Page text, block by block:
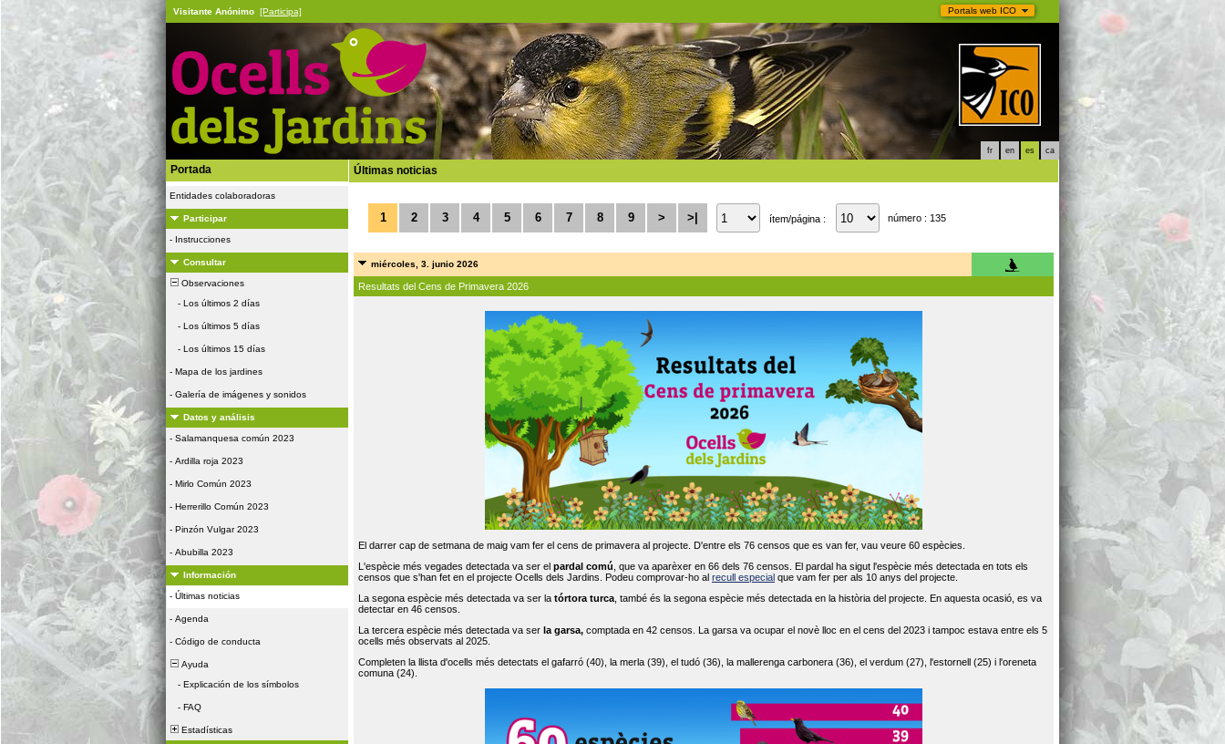
Portals web ICO
Visitante Anónimo [Participa]
fr en es ca
Portada
Entidades colaboradoras
Participar
- Instrucciones
Consultar
Observaciones
- Los últimos 2 días
- Los últimos 5 días
- Los últimos 15 días
- Mapa de los jardines
- Galería de imágenes y sonidos
Datos y análisis
- Salamanquesa común 2023
- Ardilla roja 2023
- Mirlo Común 2023
- Herrerillo Común 2023
- Pinzón Vulgar 2023
- Abubilla 2023
Información
- Últimas noticias
- Agenda
- Código de conducta
Ayuda
- Explicación de los símbolos
- FAQ
Estadísticas
Últimas noticias
1 2 3 4 5 6 7 8 9 > >| ítem/página : número : 135
miércoles, 3. junio 2026
Resultats del Cens de Primavera 2026
El darrer cap de setmana de maig vam fer el cens de primavera al projecte. D'entre els 76 censos que es van fer, vau veure 60 espècies.
L'espècie més vegades detectada va ser el pardal comú , que va aparèxer en 66 dels 76 censos. El pardal ha sigut l'espècie més detectada en tots els
censos que s'han fet en el projecte Ocells dels Jardins. Podeu comprovar-ho al recull especial que vam fer per als 10 anys del projecte.
La segona espècie més detectada va ser la tórtora turca , també és la segona espècie més detectada en la història del projecte. En aquesta ocasió, es va
detectar en 46 censos.
La tercera espècie més detectada va ser la garsa, comptada en 42 censos. La garsa va ocupar el novè lloc en el cens del 2023 i tampoc estava entre els 5
ocells més observats al 2025.
Completen la llista d'ocells més detectats el gafarró (40), la merla (39), el tudó (36), la mallerenga carbonera (36), el verdum (27), l'estornell (25) i l'oreneta
comuna (24).